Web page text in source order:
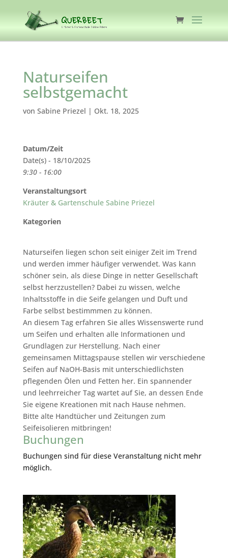
Naturseifen
selbstgemacht
von Sabine Priezel | Okt. 18, 2025
Datum/Zeit
Date(s) - 18/10/2025
9:30 - 16:00
Veranstaltungsort
Kräuter & Gartenschule Sabine Priezel
Kategorien
Naturseifen liegen schon seit einiger Zeit im Trend
und werden immer häufiger verwendet. Was kann
schöner sein, als diese Dinge in netter Gesellschaft
selbst herzzustellen? Dabei zu wissen, welche
Inhaltsstoffe in die Seife gelangen und Duft und
Farbe selbst bestimmmen zu können.
An diesem Tag erfahren Sie alles Wissenswerte rund
um Seifen und erhalten alle Informationen und
Grundlagen zur Herstellung. Nach einer
gemeinsamen Mittagspause stellen wir verschiedene
Seifen auf NaOH-Basis mit unterschiedlichsten
pflegenden Ölen und Fetten her. Ein spannender
und leehrreicher Tag wartet auf Sie, an dessen Ende
Sie eigene Kreationen mit nach Hause nehmen.
Bitte alte Handtücher und Zeitungen zum
Seifeisolieren mitbringen!
Buchungen
Buchungen sind für diese Veranstaltung nicht mehr
möglich.